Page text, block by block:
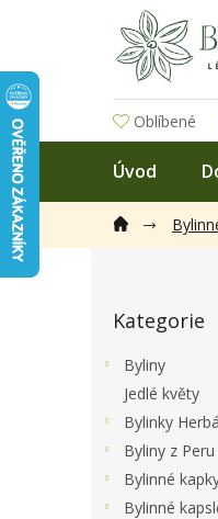
Oblíbené
Úvod
kategorie
Kategorie
Byliny
Jedlé květy
Bylinky
Byliny z Peru
Bylinné
Bylinné